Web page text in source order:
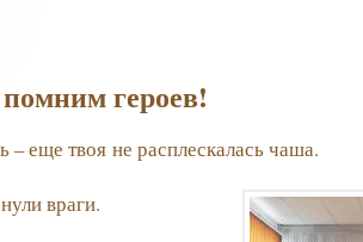
героев!
– еще твоя не
враги.